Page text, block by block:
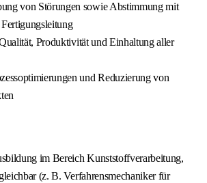
von Störungen sowie Abstimmung mit
Produktivität und Einhaltung aller
und Reduzierung von
im Bereich Kunststoffverarbeitung,
(z. B. Verfahrensmechaniker für